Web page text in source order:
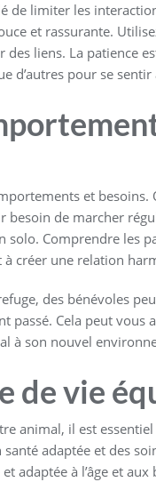
de limiter les
et rassurante.
liens. La patience
d’autres pour se sentir
et
de marcher
solo. Comprendre les
créer une relation
des bénévoles
passé. Cela peut
à son nouvel
de vie
animal, il est
adaptée et des
adaptée à l’âge et